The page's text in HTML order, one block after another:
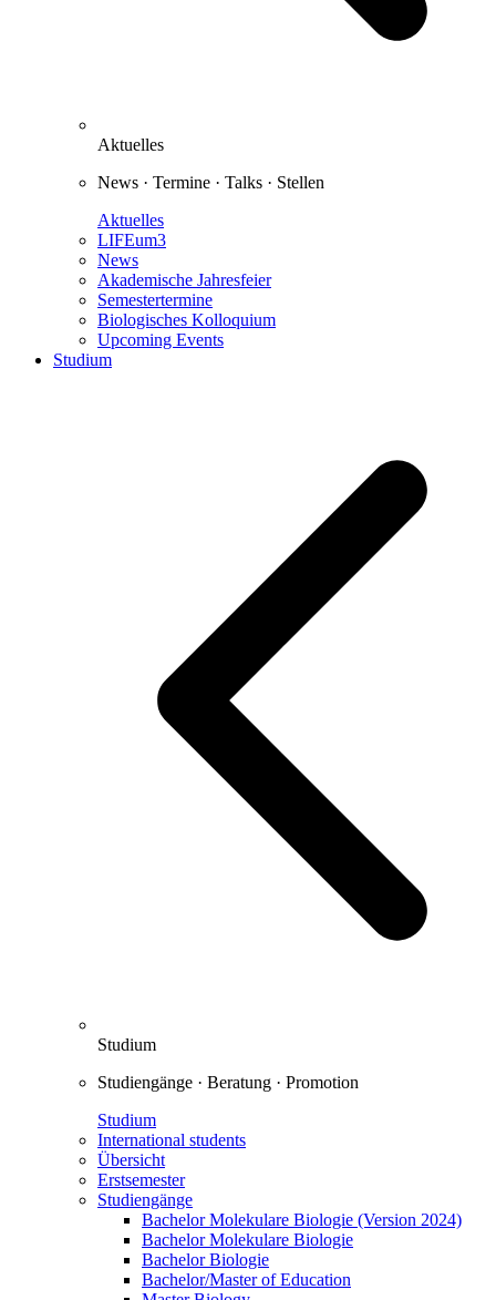
Aktuelles
News · Termine · Talks · Stellen
Aktuelles
LIFEum3
News
Akademische Jahresfeier
Semestertermine
Biologisches Kolloquium
Upcoming Events
Studium
Studium
Studiengänge · Beratung · Promotion
Studium
International students
Übersicht
Erstsemester
Studiengänge
Bachelor Molekulare Biologie (Version 2024)
Bachelor Molekulare Biologie
Bachelor Biologie
Bachelor/Master of Education